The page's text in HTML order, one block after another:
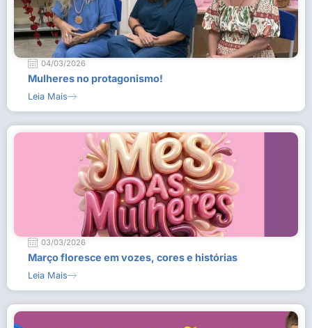
04/03/2026
Mulheres no protagonismo!
Leia Mais
03/03/2026
Março floresce em vozes, cores e histórias
Leia Mais